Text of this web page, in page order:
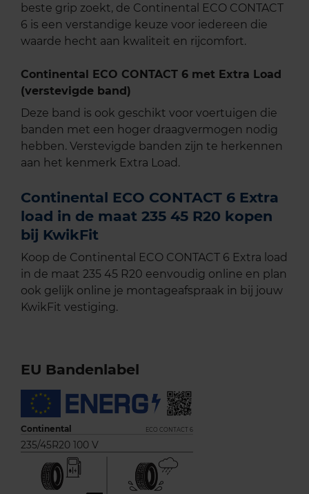
beste grip zoekt, de Continental ECO CONTACT
6 is een verstandige keuze voor iedereen die
waarde hecht aan kwaliteit en rijcomfort.
Continental ECO CONTACT 6 met Extra Load
(verstevigde band)
Deze band is ook geschikt voor voertuigen die
banden met een hoger draagvermogen nodig
hebben. Verstevigde banden zijn te herkennen
aan het kenmerk Extra Load.
Continental ECO CONTACT 6 Extra
load in de maat 235 45 R20 kopen
bij KwikFit
Koop de Continental ECO CONTACT 6 Extra load
in de maat 235 45 R20 eenvoudig online en plan
ook gelijk online je montageafspraak in bij jouw
KwikFit vestiging.
EU Bandenlabel
Continental ECO CONTACT 6
235/45R20 100 V